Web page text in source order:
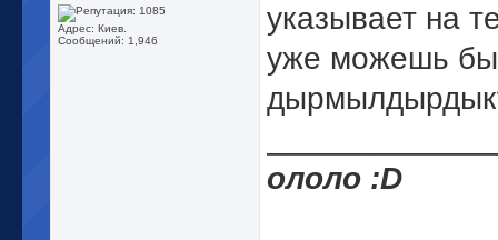
Адрес: Киев.
Сообщений: 1,946
указывает на
уже можешь
ололо :D